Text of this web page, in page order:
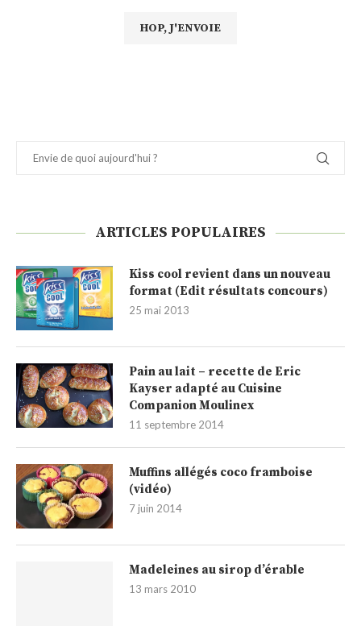
ARTICLES POPULAIRES
Kiss cool revient dans un nouveau
format (Edit résultats concours)
25 mai 2013
Pain au lait – recette de Eric
Kayser adapté au Cuisine
Companion Moulinex
11 septembre 2014
Muffins allégés coco framboise
(vidéo)
7 juin 2014
Madeleines au sirop d’érable
13 mars 2010